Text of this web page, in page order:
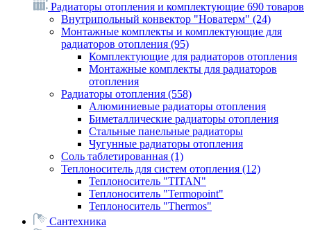
Радиаторы отопления и комплектующие 690 товаров
Внутрипольный конвектор "Новатерм" (24)
Монтажные комплекты и комплектующие для
радиаторов отопления (95)
Комплектующие для радиаторов отопления
Монтажные комплекты для радиаторов
отопления
Радиаторы отопления (558)
Алюминиевые радиаторы отопления
Биметаллические радиаторы отопления
Стальные панельные радиаторы
Чугунные радиаторы отопления
Соль таблетированная (1)
Теплоноситель для систем отопления (12)
Теплоноситель "TITAN"
Теплоноситель "Termopoint"
Теплоноситель "Thermos"
Сантехника